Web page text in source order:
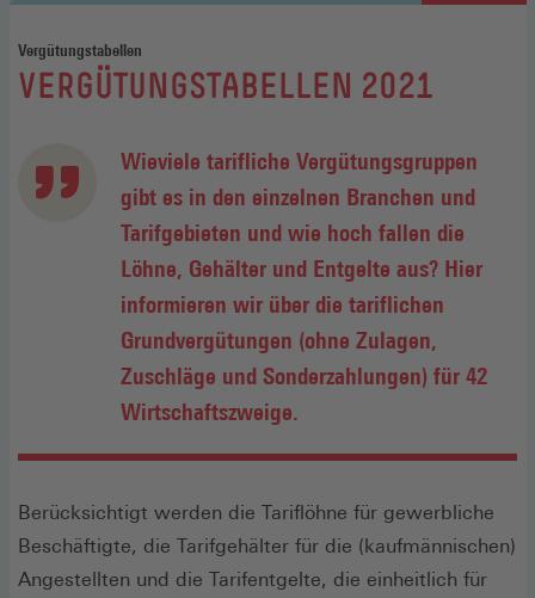
Vergütungstabellen
:
VERGÜTUNGSTABELLEN 2021
Wieviele tarifliche Vergütungsgruppen
gibt es in den einzelnen Branchen und
Tarifgebieten und wie hoch fallen die
Löhne, Gehälter und Entgelte aus? Hier
informieren wir über die tariflichen
Grundvergütungen (ohne Zulagen,
Zuschläge und Sonderzahlungen) für 42
Wirtschaftszweige.
Berücksichtigt werden die Tariflöhne für gewerbliche
Beschäftigte, die Tarifgehälter für die (kaufmännischen)
Angestellten und die Tarifentgelte, die einheitlich für